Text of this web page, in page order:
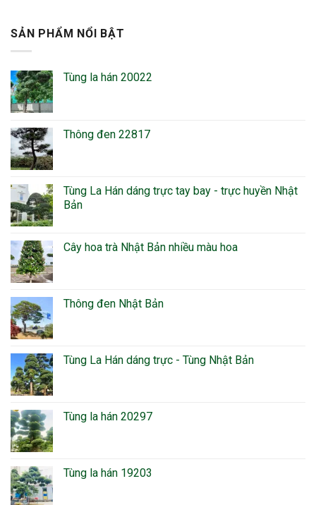
SẢN PHẨM NỔI BẬT
Tùng la hán 20022
Thông đen 22817
Tùng La Hán dáng trực tay bay - trực huyền Nhật
Bản
Cây hoa trà Nhật Bản nhiều màu hoa
Thông đen Nhật Bản
Tùng La Hán dáng trực - Tùng Nhật Bản
Tùng la hán 20297
Tùng la hán 19203